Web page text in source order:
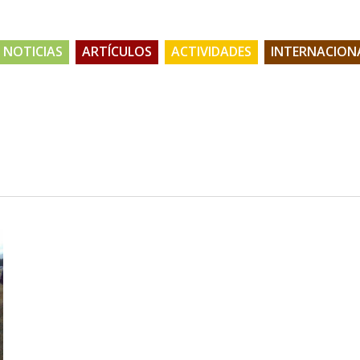
NOTICIAS ARTÍCULOS ACTIVIDADES